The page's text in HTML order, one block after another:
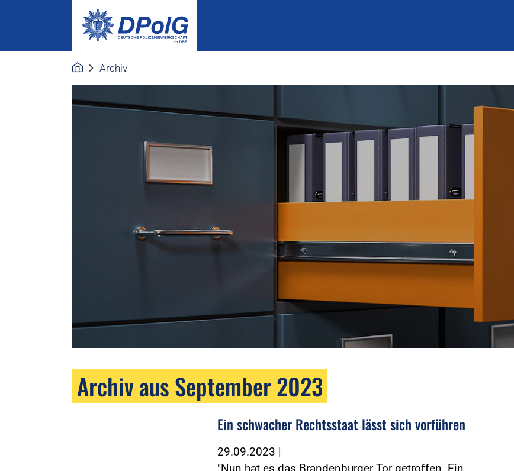
Archiv
Archiv aus September 2023
Ein schwacher Rechtsstaat lässt sich vorführen
29.09.2023 |